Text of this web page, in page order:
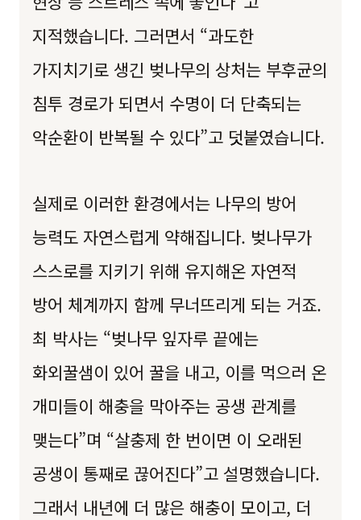
지적했습니다. 그러면서 “과도한
가지치기로 생긴 벚나무의 상처는 부후균의
침투 경로가 되면서 수명이 더 단축되는
악순환이 반복될 수 있다”고 덧붙였습니다.
실제로 이러한 환경에서는 나무의 방어
능력도 자연스럽게 약해집니다. 벚나무가
스스로를 지키기 위해 유지해온 자연적
방어 체계까지 함께 무너뜨리게 되는 거죠.
최 박사는 “벚나무 잎자루 끝에는
화외꿀샘이 있어 꿀을 내고, 이를 먹으러 온
개미들이 해충을 막아주는 공생 관계를
맺는다”며 “살충제 한 번이면 이 오래된
공생이 통째로 끊어진다”고 설명했습니다.
그래서 내년에 더 많은 해충이 모이고, 더